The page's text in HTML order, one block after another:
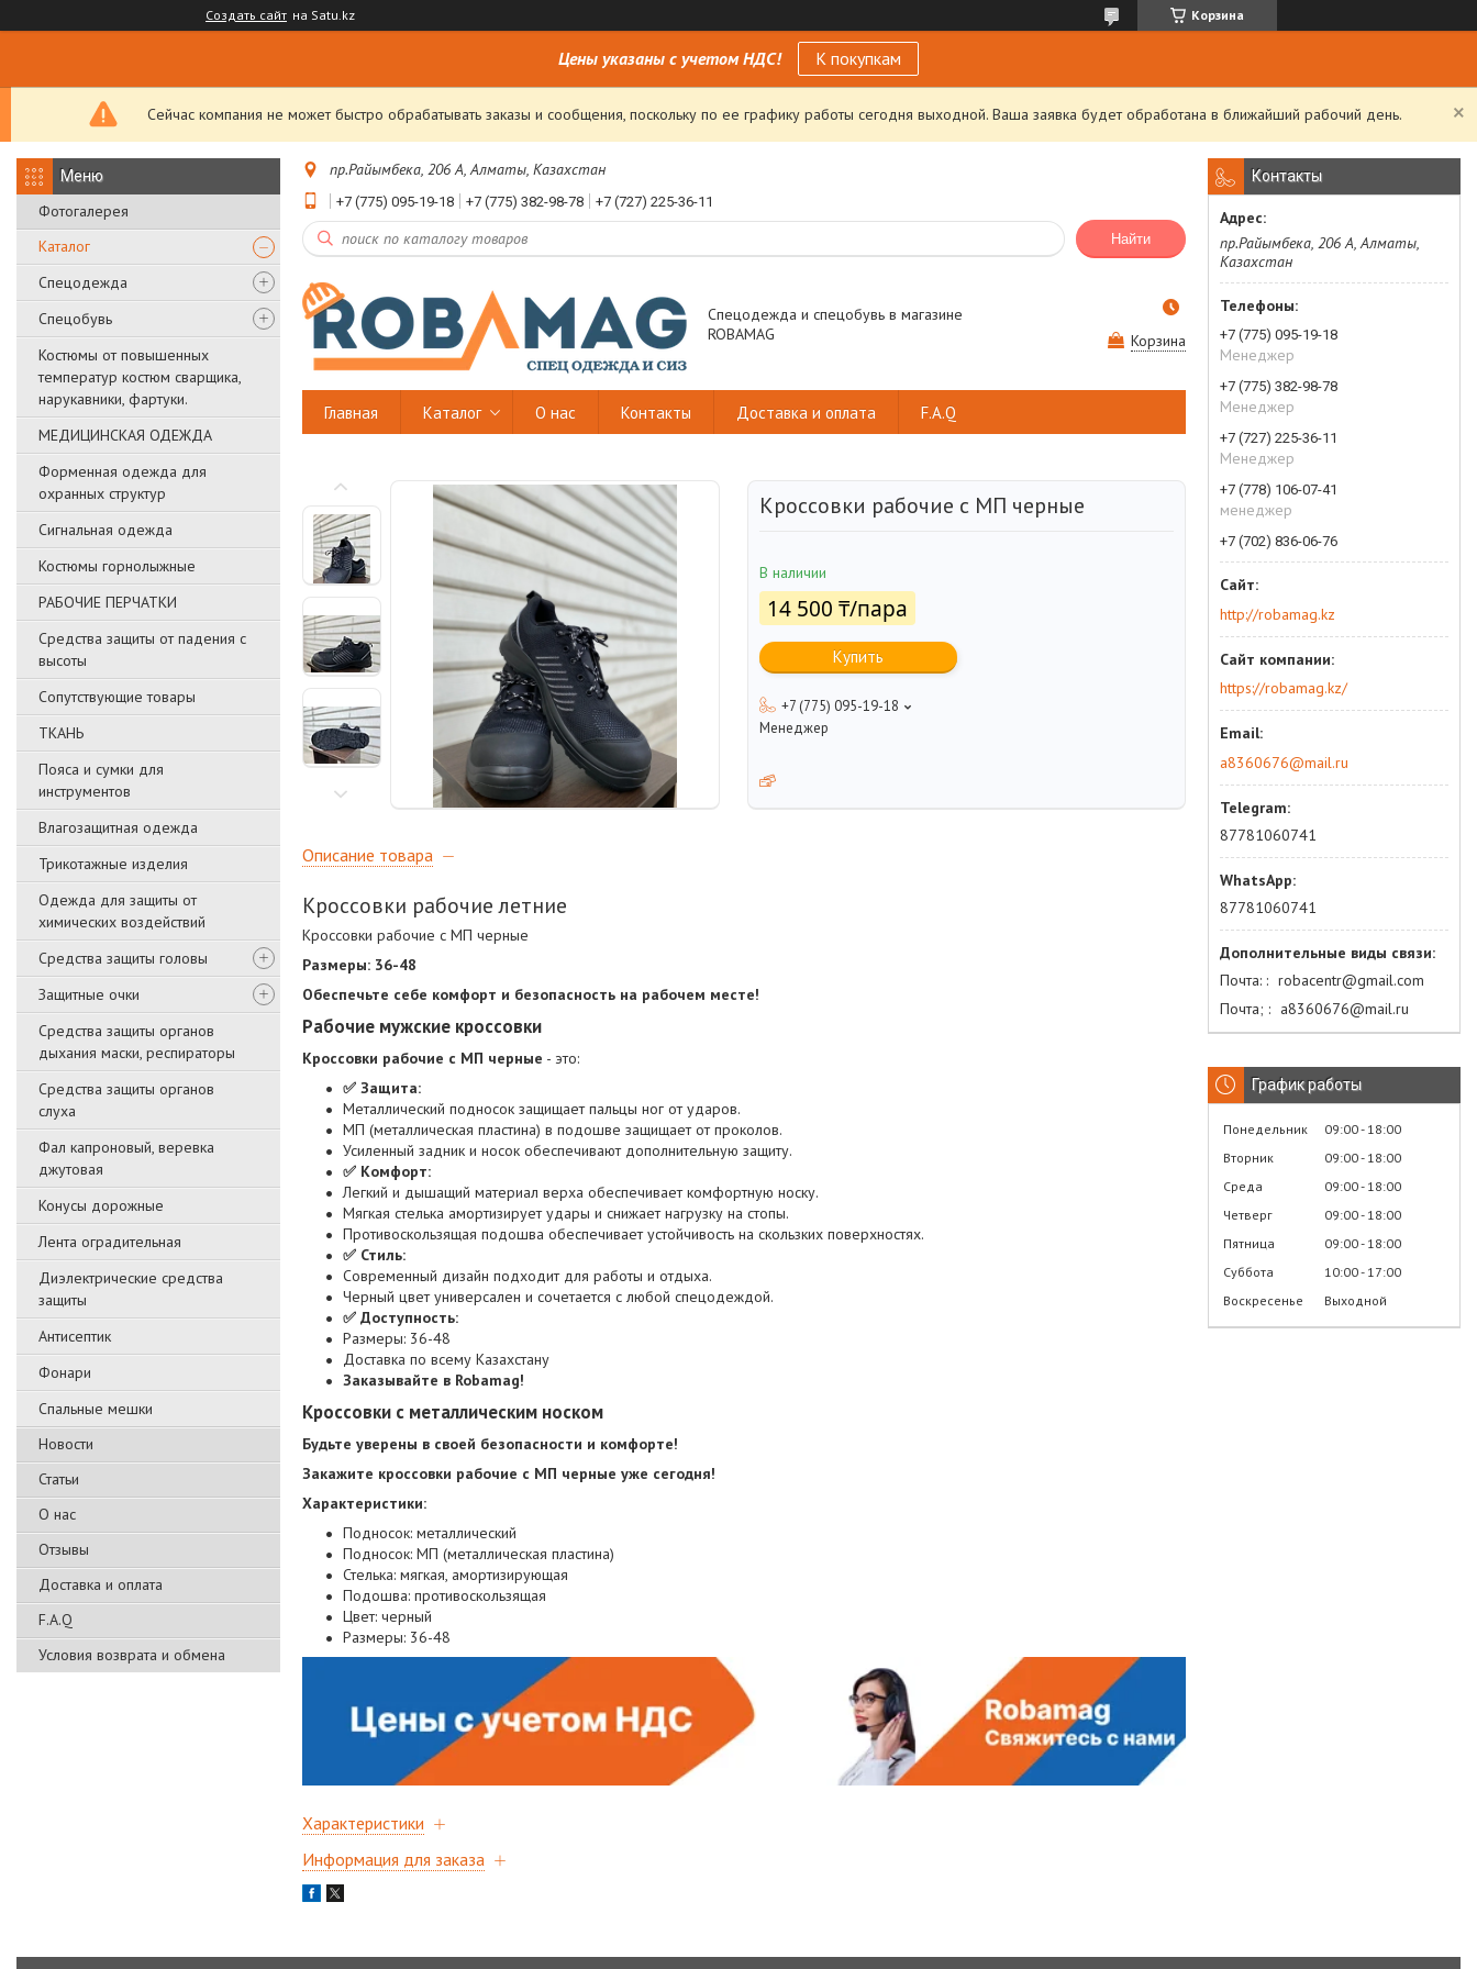
Создать сайт на Satu.kz Корзина
Цены указаны с учетом НДС! К покупкам
Сейчас компания не может быстро обрабатывать заказы и сообщения, поскольку по ее графику работы сегодня выходной. Ваша заявка будет обработана в ближайший рабочий день.
Фотогалерея
Каталог
Спецодежда
Спецобувь
Костюмы от повышенных
температур костюм сварщика,
нарукавники, фартуки.
МЕДИЦИНСКАЯ ОДЕЖДА
Форменная одежда для
охранных структур
Сигнальная одежда
Костюмы горнолыжные
РАБОЧИЕ ПЕРЧАТКИ
Средства защиты от падения с
высоты
Сопутствующие товары
ТКАНЬ
Пояса и сумки для
инструментов
Влагозащитная одежда
Трикотажные изделия
Одежда для защиты от
химических воздействий
Средства защиты головы
Защитные очки
Средства защиты органов
дыхания маски, респираторы
Средства защиты органов
слуха
Фал капроновый, веревка
джутовая
Конусы дорожные
Лента оградительная
Диэлектрические средства
защиты
Антисептик
Фонари
Спальные мешки
Новости
Статьи
О нас
Отзывы
Доставка и оплата
F.A.Q
Условия возврата и обмена
пр.Райымбека, 206 А, Алматы, Казахстан
+7 (775) 095-19-18 +7 (775) 382-98-78 +7 (727) 225-36-11
Найти
Спецодежда и спецобувь в магазине
ROBAMAG
Корзина
Главная Каталог О нас Контакты Доставка и оплата F.A.Q
Кроссовки рабочие с МП черные
В наличии
14 500 ₸/пара
Купить
+7 (775) 095-19-18
Менеджер
Описание товара
Кроссовки рабочие летние
Кроссовки рабочие с МП черные
Размеры: 36-48
Обеспечьте себе комфорт и безопасность на рабочем месте!
Рабочие мужские кроссовки
Кроссовки рабочие с МП черные - это:
✅ Защита:
Металлический подносок защищает пальцы ног от ударов.
МП (металлическая пластина) в подошве защищает от проколов.
Усиленный задник и носок обеспечивают дополнительную защиту.
✅ Комфорт:
Легкий и дышащий материал верха обеспечивает комфортную носку.
Мягкая стелька амортизирует удары и снижает нагрузку на стопы.
Противоскользящая подошва обеспечивает устойчивость на скользких поверхностях.
✅ Стиль:
Современный дизайн подходит для работы и отдыха.
Черный цвет универсален и сочетается с любой спецодеждой.
✅ Доступность:
Размеры: 36-48
Доставка по всему Казахстану
Заказывайте в Robamag!
Кроссовки с металлическим носком
Будьте уверены в своей безопасности и комфорте!
Закажите кроссовки рабочие с МП черные уже сегодня!
Характеристики:
Подносок: металлический
Подносок: МП (металлическая пластина)
Стелька: мягкая, амортизирующая
Подошва: противоскользящая
Цвет: черный
Размеры: 36-48
Характеристики
Информация для заказа
Контакты
пр.Райымбека, 206 А, Алматы,
Казахстан
+7 (775) 095-19-18
Менеджер
+7 (775) 382-98-78
Менеджер
+7 (727) 225-36-11
Менеджер
+7 (778) 106-07-41
менеджер
+7 (702) 836-06-76
http://robamag.kz
https://robamag.kz/
a8360676@mail.ru
87781060741
87781060741
Почта:
robacentr@gmail.com
Почта;
а8360676@mail.ru
График работы
Понедельник 09:00 18:00
Вторник
09:00 18:00
Среда
09:00 18:00
Четверг
09:00 18:00
Пятница
09:00 18:00
Суббота
10:00 17:00
Воскресенье
Выходной